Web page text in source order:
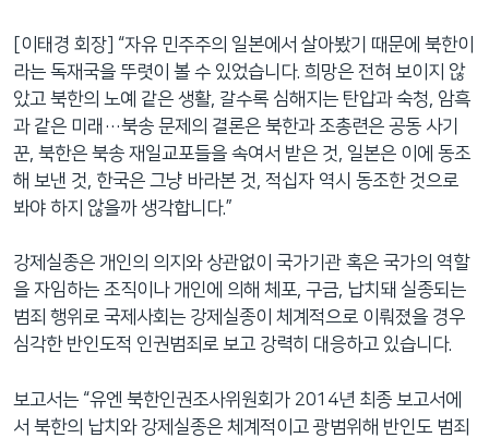
[이태경 회장] “자유 민주주의 일본에서 살아봤기 때문에 북한이
라는 독재국을 뚜렷이 볼 수 있었습니다. 희망은 전혀 보이지 않
았고 북한의 노예 같은 생활, 갈수록 심해지는 탄압과 숙청, 암흑
과 같은 미래…북송 문제의 결론은 북한과 조총련은 공동 사기
꾼, 북한은 북송 재일교포들을 속여서 받은 것, 일본은 이에 동조
해 보낸 것, 한국은 그냥 바라본 것, 적십자 역시 동조한 것으로
봐야 하지 않을까 생각합니다.”
강제실종은 개인의 의지와 상관없이 국가기관 혹은 국가의 역할
을 자임하는 조직이나 개인에 의해 체포, 구금, 납치돼 실종되는
범죄 행위로 국제사회는 강제실종이 체계적으로 이뤄졌을 경우
심각한 반인도적 인권범죄로 보고 강력히 대응하고 있습니다.
보고서는 “유엔 북한인권조사위원회가 2014년 최종 보고서에
서 북한의 납치와 강제실종은 체계적이고 광범위해 반인도 범죄